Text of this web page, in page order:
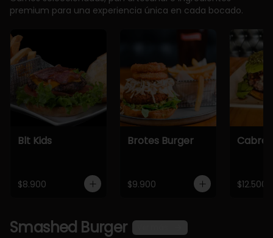
premium para una experiencia única en cada bocado.
Blt Kids
$8.900
Brotes Burger
$9.900
Cabra
$12.500
Smashed Burger